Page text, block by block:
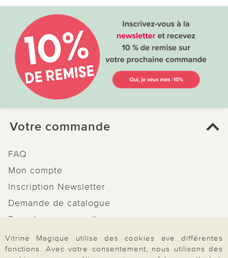
Votre commande
FAQ
Mon compte
Inscription Newsletter
Demande de catalogue
Données personnelles
Droit de rétractation
Rétractation
Vitrine Magique utilise des cookies ave différentes
fonctions. Avec votre consentement, nous utilisons des